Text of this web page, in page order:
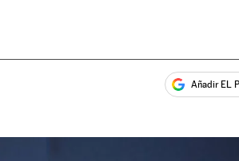
Añadir EL